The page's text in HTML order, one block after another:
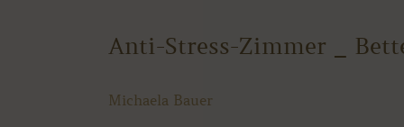
Anti-Stress-Zimmer _
Michaela Bauer
Anti-
_